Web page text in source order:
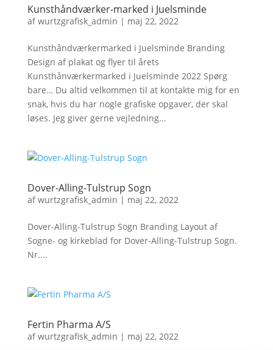
Kunsthåndværker-marked i Juelsminde
afwurtzgrafisk_admin | maj 22, 2022
Kunsthåndværkermarked i Juelsminde Branding
Design af plakat og flyer til årets
Kunsthånværkermarked i Juelsminde 2022 Spørg
bare… Du altid velkommen til at kontakte mig for en
snak, hvis du har nogle grafiske opgaver, der skal
løses. Jeg giver gerne vejledning...
Dover-Alling-Tulstrup Sogn
afwurtzgrafisk_admin | maj 22, 2022
Dover-Alling-Tulstrup Sogn Branding Layout af
Sogne- og kirkeblad for Dover-Alling-Tulstrup Sogn.
Nr....
Fertin Pharma A/S
afwurtzgrafisk_admin | maj 22, 2022